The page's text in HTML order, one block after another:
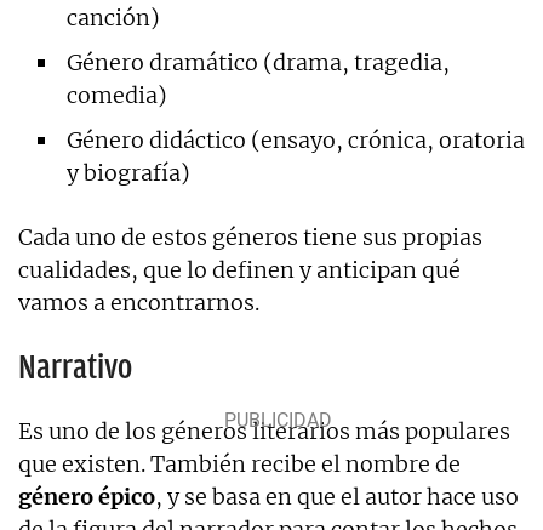
canción)
Género dramático (drama, tragedia,
comedia)
Género didáctico (ensayo, crónica, oratoria
y biografía)
Cada uno de estos géneros tiene sus propias
cualidades, que lo definen y anticipan qué
vamos a encontrarnos.
Narrativo
Es uno de los géneros literarios más populares
que existen. También recibe el nombre de
género épico, y se basa en que el autor hace uso